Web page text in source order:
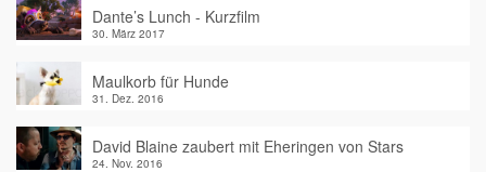
Dante’s Lunch - Kurzfilm
30. März 2017
Maulkorb für Hunde
31. Dez. 2016
David Blaine zaubert mit Eheringen von Stars
24. Nov. 2016